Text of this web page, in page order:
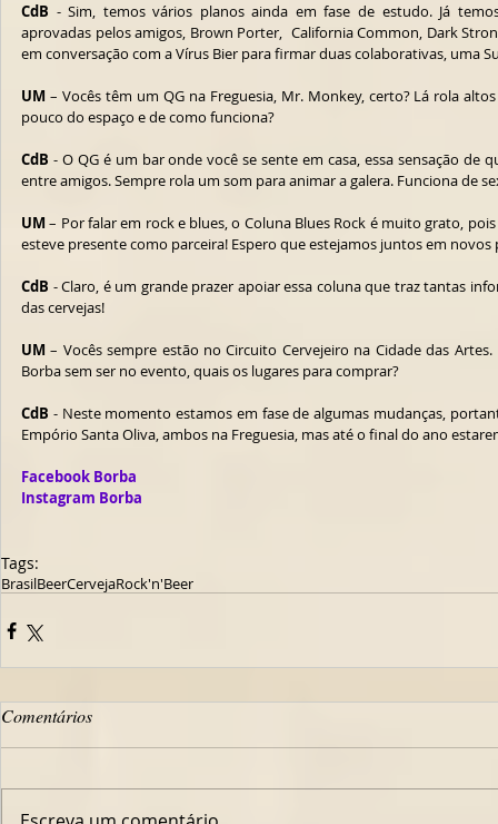
CdB - Sim, temos vários planos ainda em fase de estudo. Já
aprovadas pelos amigos, Brown Porter,  California Common, Dark
em conversação com a Vírus Bier para firmar duas colaborativas, uma
UM – Vocês têm um QG na Freguesia, Mr. Monkey, certo? Lá rola
pouco do espaço e de como funciona?
CdB - O QG é um bar onde você se sente em casa, essa sensação de
entre amigos. Sempre rola um som para animar a galera. Funciona de
UM – Por falar em rock e blues, o Coluna Blues Rock é muito grato,
esteve presente como parceira! Espero que estejamos juntos em novos
CdB - Claro, é um grande prazer apoiar essa coluna que traz tantas
das cervejas!
UM – Vocês sempre estão no Circuito Cervejeiro na Cidade das
Borba sem ser no evento, quais os lugares para comprar?
CdB - Neste momento estamos em fase de algumas mudanças,
Empório Santa Oliva, ambos na Freguesia, mas até o final do ano
Facebook Borba
Instagram Borba
Tags:
BrasilBeerCervejaRock'n'Beer
Comentários